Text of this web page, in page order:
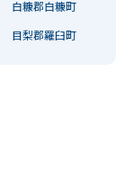
白糠郡白糠町
目梨郡羅臼町